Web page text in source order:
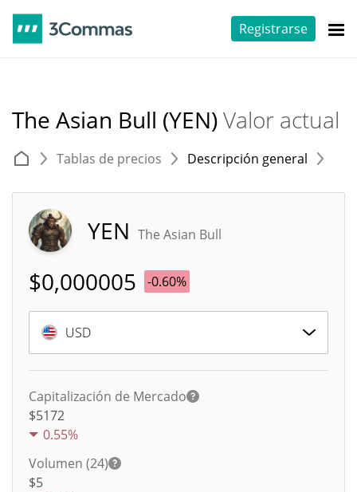
Registrarse
The Asian Bull (YEN)Valor actual
Tablas de precios Descripción general
YEN The Asian Bull
$0,000005 -0.60%
USD
Capitalización de Mercado
$5172
0.55%
Volumen (24)
$5